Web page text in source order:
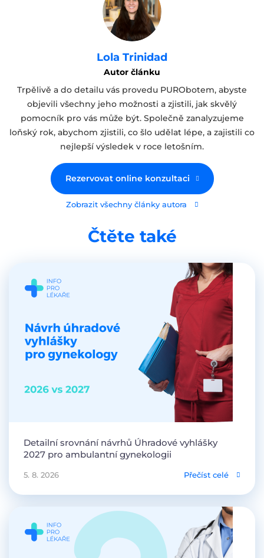
Lola Trinidad
Autor článku
Trpělivě a do detailu vás provedu PURObotem, abyste
objevili všechny jeho možnosti a zjistili, jak skvělý
pomocník pro vás může být. Společně zanalyzujeme
loňský rok, abychom zjistili, co šlo udělat lépe, a zajistili co
nejlepší výsledek v roce letošním.
Rezervovat online konzultaci
Zobrazit všechny články autora
Čtěte také
Detailní srovnání návrhů Úhradové vyhlášky
2027 pro ambulantní gynekologii
5. 8. 2026 Přečíst celé